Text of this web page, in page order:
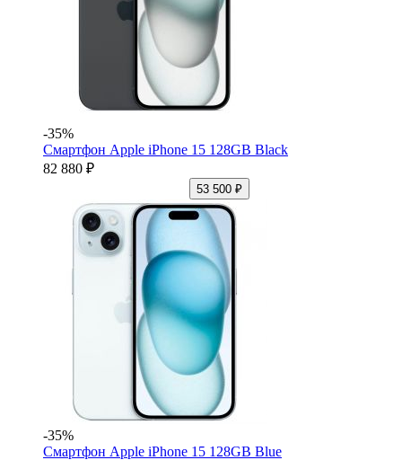
-35%
Смартфон Apple iPhone 15 128GB Black
82 880 ₽
53 500 ₽
-35%
Смартфон Apple iPhone 15 128GB Blue